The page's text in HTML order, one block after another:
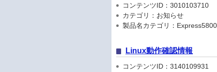
コンテンツID：3010103710
カテゴリ：お知らせ
製品名カテゴリ：
Linux動作確認情報
コンテンツID：3140109931